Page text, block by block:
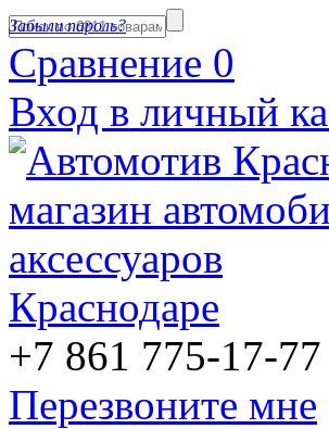
Сравнение 0
Вход в личный
Краснодаре
+7 861 775-17-77
Перезвоните мне
Забыли пароль?